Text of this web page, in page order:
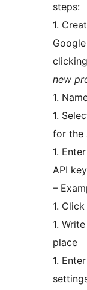
steps:
1.
clicking
new
1.
1.
for the
1.
API
–
1.
1.
place
1.